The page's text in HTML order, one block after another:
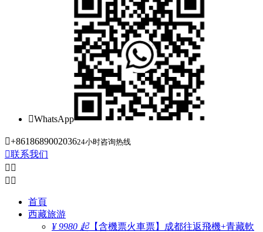
WhatsApp
+861868900203624小时咨询热线
联系我们
 
 
首頁
西藏旅游
¥ 9980 起【含機票火車票】成都往返飛機+青藏軟